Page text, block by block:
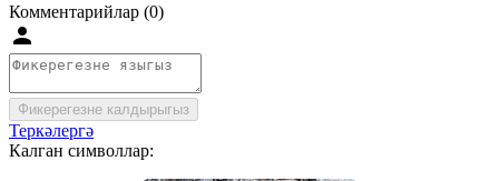
Комментарийлар (0)
Фикерегезне калдырыгыз
Теркәлергә
Калган символлар: